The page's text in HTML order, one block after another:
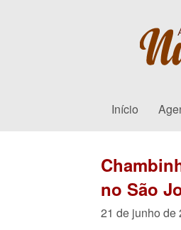
Início
no São
21 de junho de